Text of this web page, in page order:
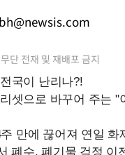
단 전재 및 재배포 금지